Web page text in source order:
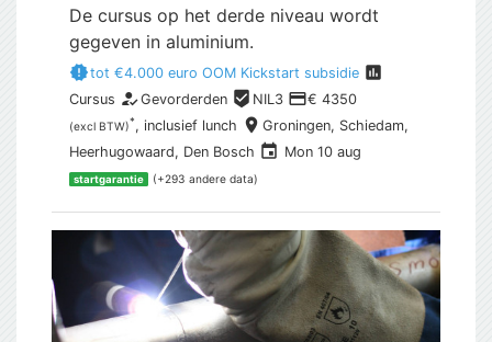
De cursus op het derde niveau wordt
gegeven in aluminium.
new_releasestot €4.000 euro OOM Kickstart subsidie assessment
Cursus how_to_regGevorderden beenhere NIL3 payment€ 4350
(excl BTW)*, inclusief lunch place Groningen, Schiedam,
Heerhugowaard, Den Bosch event Mon 10 aug
startgarantie (+293 andere data)